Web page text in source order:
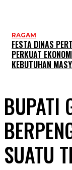
RAGAM
FESTA DINAS
PERKUAT
KEBUTUHAN
BUPATI
SUATU